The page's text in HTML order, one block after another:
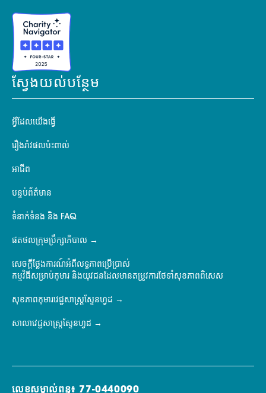
ស្វែងយល់បន្ថែម
អ្វីដែលយើងធ្វើ
រឿងរ៉ាវផលប៉ះពាល់
អាជីព
បន្ទប់ព័ត៌មាន
ទំនាក់ទំនង និង FAQ
ផតថលក្រុមប្រឹក្សាភិបាល
សេចក្តីថ្លែងការណ៍អំពីលទ្ធភាពប្រើប្រាស់
កម្មវិធីសម្រាប់កុមារ និងយុវជនដែលមានតម្រូវការថែទាំសុខភាពពិសេស
សុខភាពកុមារវេជ្ជសាស្ត្រស្ទែនហ្វដ
សាលាវេជ្ជសាស្ត្រស្ទែនហ្វដ
លេខសម្គាល់ពន្ធ៖ 77-0440090